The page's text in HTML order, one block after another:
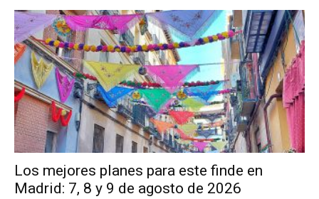
Los mejores planes para este finde en
Madrid: 7, 8 y 9 de agosto de 2026